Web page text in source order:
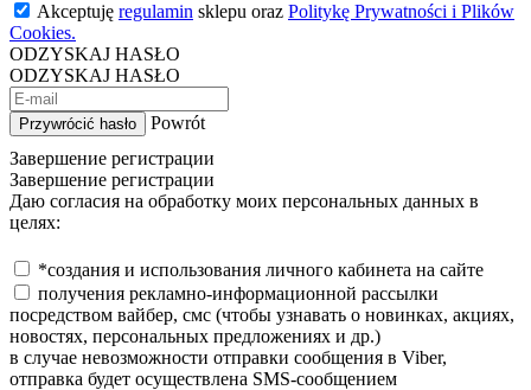
Akceptuję regulamin sklepu oraz Politykę Prywatności i Plików
Cookies.
ODZYSKAJ HASŁO
ODZYSKAJ HASŁO
Przywrócić hasło
Powrót
Завершение регистрации
Завершение регистрации
Даю согласия на обработку моих персональных данных в
целях:
*создания и использования личного кабинета на сайте
получения рекламно-информационной рассылки
посредством вайбер, смс (чтобы узнавать о новинках, акциях,
новостях, персональных предложениях и др.)
в случае невозможности отправки сообщения в Viber,
отправка будет осуществлена SMS-сообщением